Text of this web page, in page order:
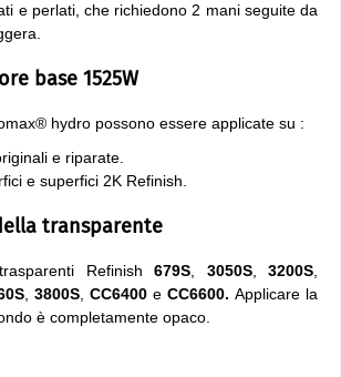
e perlati, che richiedono 2 mani seguite da
base 1525W
hydro possono essere applicate su :
e riparate.
e superfici 2K Refinish.
transparente
Refinish679S 3050S,3200S
3800S CC6400 e CC6600. Applicare la
è completamente opaco.